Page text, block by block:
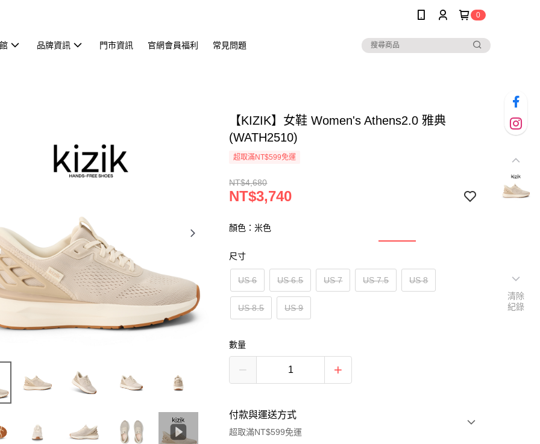
0
品牌資訊 門市資訊 官網會員福利 常見問題
【KIZIK】女鞋 Women's Athens2.0 雅典
(WATH2510)
超取滿NT$599免運
NT$4,680
NT$3,740
顏色：米色
尺寸
US 6 US 6.5 US 7 US 7.5 US 8
US 8.5 US 9
數量
付款與運送方式
超取滿NT$599免運
清除
紀錄